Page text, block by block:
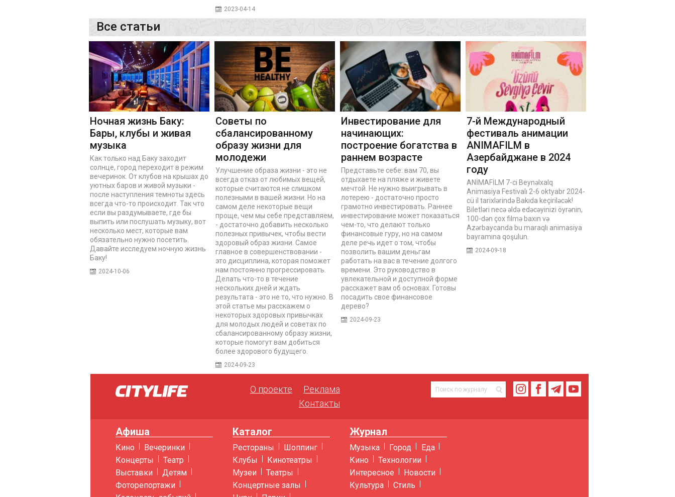
2023-04-14
Все статьи
Ночная жизнь Баку:
Бары, клубы и живая
музыка
Как только над Баку заходит
солнце, город переходит в режим
вечеринок. От клубов на крышах до
уютных баров и живой музыки -
после наступления темноты здесь
всегда что-то происходит. Так что
если вы раздумываете, где бы
выпить или послушать музыку, вот
несколько мест, которые вам
обязательно нужно посетить.
Давайте исследуем ночную жизнь
Баку!
2024-10-06
Советы по
сбалансированному
образу жизни для
молодежи
Улучшение образа жизни - это не
всегда отказ от любимых вещей,
которые считаются не слишком
полезными в вашей жизни. Но на
самом деле некоторые вещи
проще, чем мы себе представляем,
- достаточно добавить несколько
полезных привычек, чтобы вести
здоровый образ жизни. Самое
главное в совершенствовании -
это дисциплина, которая поможет
нам постоянно прогрессировать.
Делать что-то в течение
нескольких дней и ждать
результата - это не то, что нужно. В
этой статье мы расскажем о
некоторых здоровых привычках
для молодых людей и советах по
сбалансированному образу жизни,
которые помогут вам добиться
более здорового будущего.
2024-09-23
Инвестирование для
начинающих:
построение богатства в
раннем возрасте
Представьте себе: вам 70, вы
отдыхаете на пляже и живете
мечтой. Не нужно выигрывать в
лотерею - достаточно просто
грамотно инвестировать. Раннее
инвестирование может показаться
чем-то, что делают только
финансовые гуру, но на самом
деле речь идет о том, чтобы
позволить вашим деньгам
работать на вас в течение долгого
времени. Это руководство в
увлекательной и доступной форме
расскажет вам об основах. Готовы
посадить свое финансовое
дерево?
2024-09-23
7-й Международный
фестиваль анимации
ANIMAFILM в
Азербайджане в 2024
году
ANİMAFİLM 7-ci Beynəlxalq
Animasiya Festivalı 2-6 oktyabr 2024-
cü il tarixlərində Bakıda keçiriləcək!
Biletləri necə əldə edəcəyinizi öyrənin,
100-dən çox filmə baxın və
Azərbaycanda bu maraqlı animasiya
bayramına qoşulun.
2024-09-18
О проекте
Реклама
Контакты
Афиша
Кино
Вечеринки
Концерты
Театр
Выставки
Детям
Фоторепортажи
Каталог
Рестораны
Шоппинг
Клубы
Кинотеатры
Музеи
Театры
Концертные залы
Журнал
Музыка Город
Еда
Кино
Технологии
Интересное
Новости
Культура
Стиль